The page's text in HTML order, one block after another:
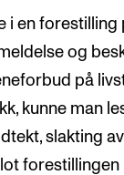
i en forestilling
og
på
kunne man
slakting av
forestillingen